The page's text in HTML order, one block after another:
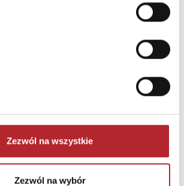
Zezwól na wszystkie
Zezwól na wybór
kupić
KUPOWANE